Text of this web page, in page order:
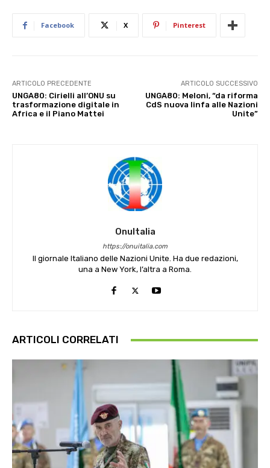
Facebook X Pinterest
ARTICOLO PRECEDENTE
UNGA80: Cirielli all’ONU su
trasformazione digitale in
Africa e il Piano Mattei
ARTICOLO SUCCESSIVO
UNGA80: Meloni, “da riforma
CdS nuova linfa alle Nazioni
Unite”
OnuItalia
https://onuitalia.com
Il giornale Italiano delle Nazioni Unite. Ha due redazioni,
una a New York, l’altra a Roma.
ARTICOLI CORRELATI